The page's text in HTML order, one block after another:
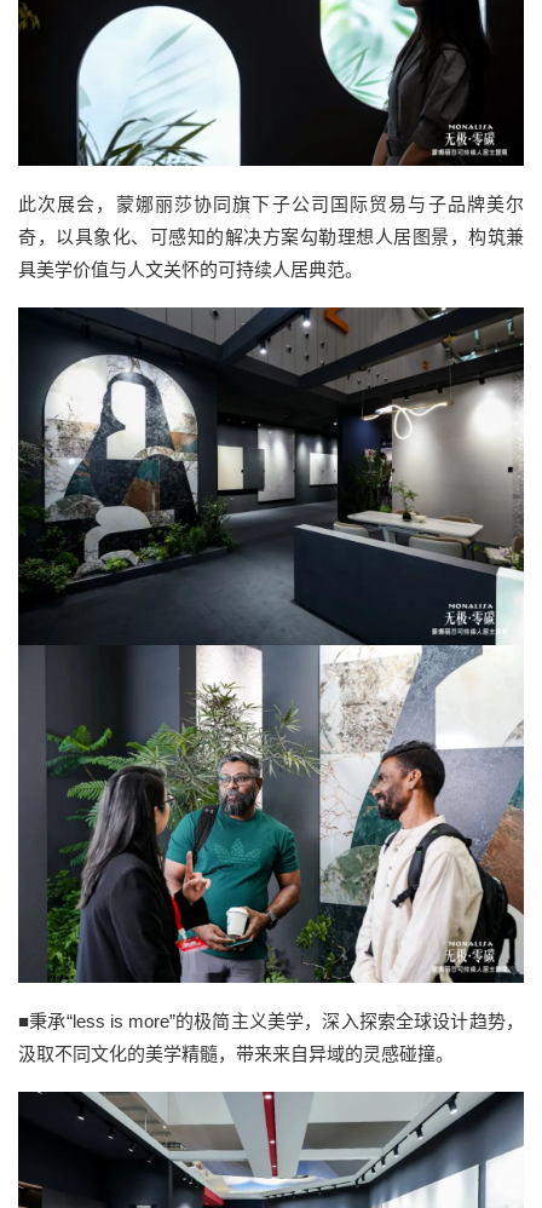
此次展会，蒙娜丽莎协同旗下子公司国际贸易与子品牌美尔
奇，以具象化、可感知的解决方案勾勒理想人居图景，构筑兼
具美学价值与人文关怀的可持续人居典范。
■秉承“less is more”的极简主义美学，深入探索全球设计趋势，
汲取不同文化的美学精髓，带来来自异域的灵感碰撞。